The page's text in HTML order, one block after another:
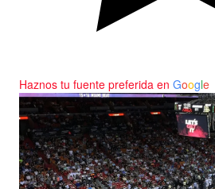
Haznos tu fuente preferida en Google